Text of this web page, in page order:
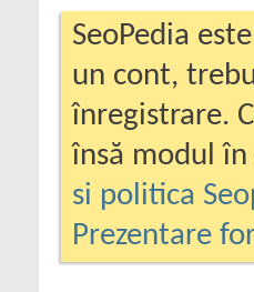
SeoPedia
un cont,
înregistrare.
însă modul
si politica
Prezentare